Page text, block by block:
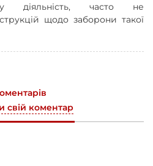
діяльність, часто не
щодо заборони такої
свій коментар